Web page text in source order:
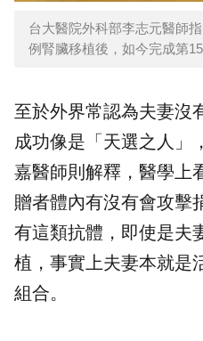
台大醫院外科部李志元醫師
例腎臟移植後，如今完成第
至於外界常認為夫妻沒
成功像是「天選之人」
嘉醫師則解釋，醫學上
贈者體內有沒有會攻擊
有這類抗體，即使是夫
植，事實上夫妻本就是
組合。